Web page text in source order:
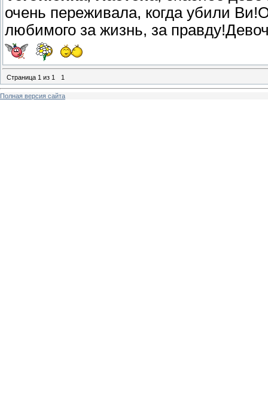
очень переживала, когда убили
любимого за жизнь, за
Страница 1 из 1 1
Полная версия сайта